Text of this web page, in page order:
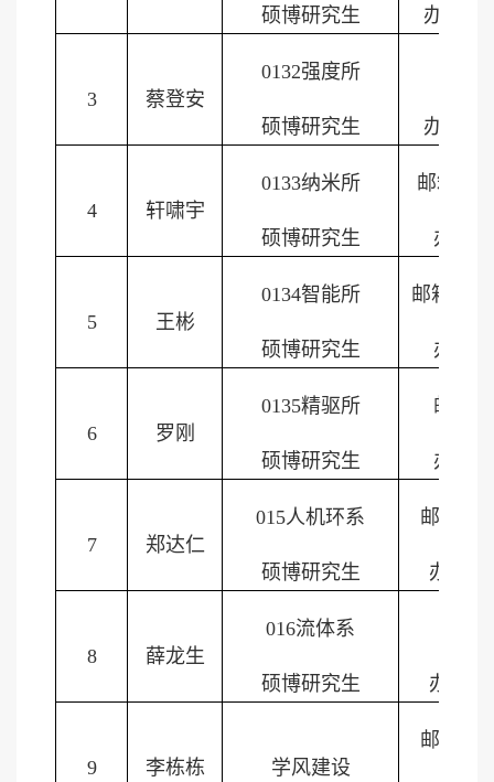
硕博研究生 办公室
3 蔡登安
0132强度所
硕博研究生 办公室
4 轩啸宇
0133纳米所
硕博研究生
邮箱：
办公
5 王彬
0134智能所
硕博研究生
邮箱：
办公
6 罗刚
0135精驱所
硕博研究生
邮箱：
办公
7 郑达仁
015人机环系
硕博研究生
邮箱：
办公室
8 薛龙生
016流体系
硕博研究生 办公室
9 李栋栋 学风建设
邮箱：